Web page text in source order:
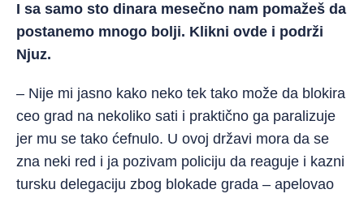
I sa samo sto dinara mesečno nam pomažeš da
postanemo mnogo bolji. Klikni ovde i podrži
Njuz.
– Nije mi jasno kako neko tek tako može da blokira
ceo grad na nekoliko sati i praktično ga paralizuje
jer mu se tako ćefnulo. U ovoj državi mora da se
zna neki red i ja pozivam policiju da reaguje i kazni
tursku delegaciju zbog blokade grada – apelovao